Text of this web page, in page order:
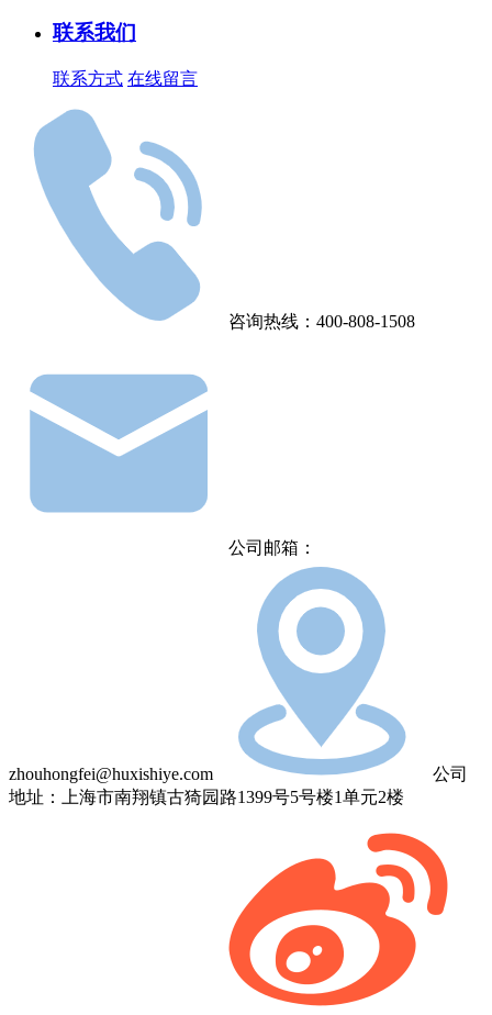
联系我们
联系方式 在线留言
咨询热线：400-808-1508
公司邮箱：
zhouhongfei@huxishiye.com
公司
地址：上海市南翔镇古猗园路1399号5号楼1单元2楼